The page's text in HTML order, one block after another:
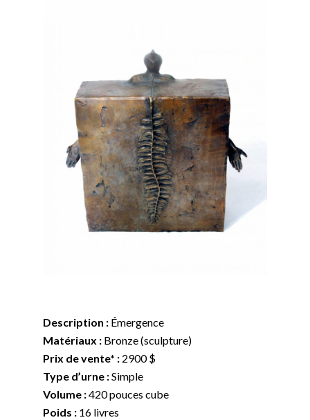
Description : Émergence
Matériaux : Bronze (sculpture)
Prix de vente* : 2900 $
Type d’urne :Simple
Volume :420 pouces cube
Poids : 16 livres